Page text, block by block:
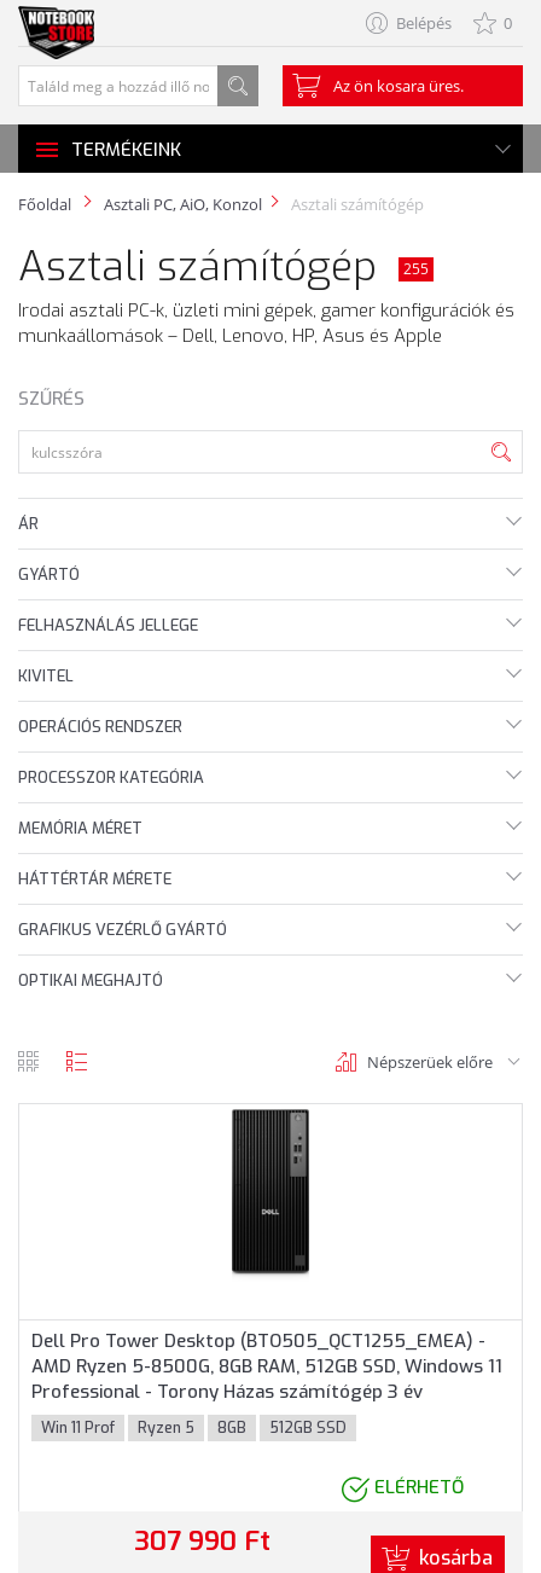
Belépés 0
Az ön kosara üres.
TERMÉKEINK
Főoldal Asztali PC, AiO, Konzol Asztali számítógép
Asztali számítógép 255
Irodai asztali PC-k, üzleti mini gépek, gamer konfigurációk és
munkaállomások – Dell, Lenovo, HP, Asus és Apple
SZŰRÉS
ÁR
GYÁRTÓ
FELHASZNÁLÁS JELLEGE
KIVITEL
OPERÁCIÓS RENDSZER
PROCESSZOR KATEGÓRIA
MEMÓRIA MÉRET
HÁTTÉRTÁR MÉRETE
GRAFIKUS VEZÉRLŐ GYÁRTÓ
OPTIKAI MEGHAJTÓ
Népszerüek előre
Dell Pro Tower Desktop (BTO505_QCT1255_EMEA) -
AMD Ryzen 5-8500G, 8GB RAM, 512GB SSD, Windows 11
Professional - Torony Házas számítógép 3 év
garanciával
Win 11 Prof Ryzen 5 8GB 512GB SSD
ELÉRHETŐ
307 990 Ft kosárba